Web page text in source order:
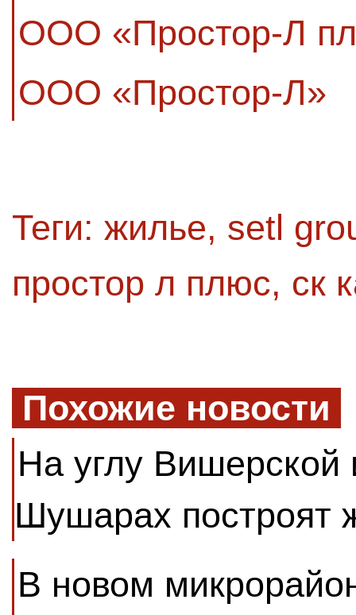
ООО «Простор-Л
ООО «Простор-Л»
Теги: жилье, setl
простор л плюс, ск
Похожие новости
На углу Вишерской
Шушарах построят
В новом